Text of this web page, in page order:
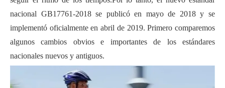
nacional GB17761-2018 se publicó en mayo de 2018 y se
implementó oficialmente en abril de 2019. Primero comparemos
algunos cambios obvios e importantes de los estándares
nacionales nuevos y antiguos.